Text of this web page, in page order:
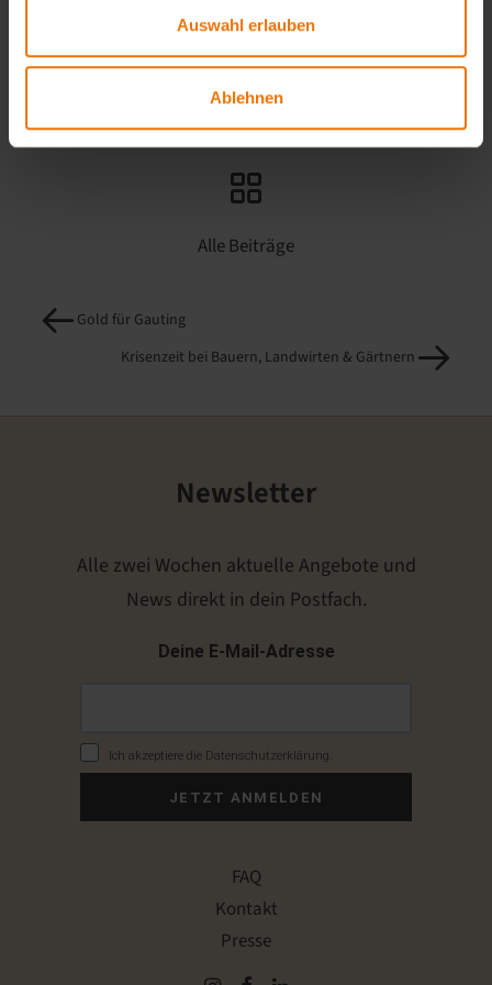
Auswahl erlauben
Ablehnen
Alle Beiträge
Gold für Gauting
Krisenzeit bei Bauern, Landwirten & Gärtnern
FAQ
Kontakt
Presse
Newsletter
Alle zwei Wochen aktuelle Angebote und
News direkt in dein Postfach.
Deine E-Mail-Adresse
Ich akzeptiere die Datenschutzerklärung.
JETZT ANMELDEN